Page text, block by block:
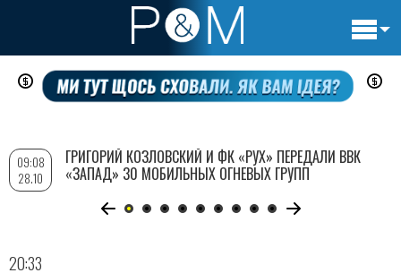
Перейти
содержанию
20:33
09:08
28.10
ГРИГОРИЙ КОЗЛОВСКИЙ И ФК «РУХ» ПЕРЕДАЛИ ВВК
«ЗАПАД» 30 МОБИЛЬНЫХ ОГНЕВЫХ ГРУПП